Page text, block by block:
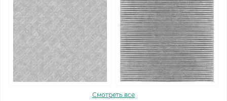
Смотреть все